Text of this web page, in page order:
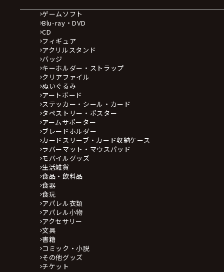
ゲームソフト
Blu-ray・DVD
CD
フィギュア
アクリルスタンド
バッジ
キーホルダー・ストラップ
クリアファイル
ぬいぐるみ
アートボード
ステッカー・シール・カード
タペストリー・ポスター
アームサポーター
ブレードホルダー
カードスリーブ・カード収納ケース
ラバーマット・マウスパッド
モバイルグッズ
生活雑貨
食品・飲料品
食器
食玩
アパレル衣類
アパレル小物
アクセサリー
文具
書籍
コミック・小説
その他グッズ
チケット